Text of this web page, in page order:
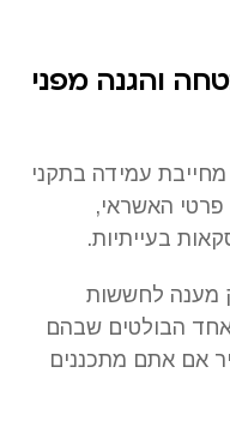
והגנה מפני
מחייבת עמידה בתקני
האשראי,
בעייתיות.
מענה לחששות
הבולטים שבהם
אם אתם מתכננים